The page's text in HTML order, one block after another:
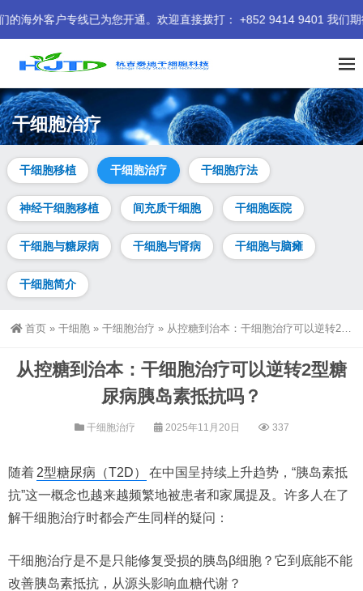
专线已为您开通。欢迎直接拨打： +852 9414 9401 我们期待为您
干细胞治疗
干细胞移植 干细胞治疗 干细胞疗法
神经干细胞移植 间充质干细胞 干细胞医院
干细胞与糖尿病 干细胞与肾病 干细胞与脑瘫
干细胞简介
首页 » 干细胞 » 干细胞治疗 » 从控糖到治本：干细胞治疗可以逆转2型糖尿病胰岛素抵抗吗？
从控糖到治本：干细胞治疗可以逆转2型糖
尿病胰岛素抵抗吗？
干细胞治疗 2025年11月20日 337
随着 2型糖尿病（T2D）
在中国呈持续上升趋势，“胰岛素抵
抗”这一概念也越来越频繁地被患者和家属提及。许多人在了
解干细胞治疗时都会产生同样的疑问：
干细胞治疗是不是只能修复受损的胰岛β细胞？它到底能不能
改善胰岛素抵抗，从源头影响血糖代谢？